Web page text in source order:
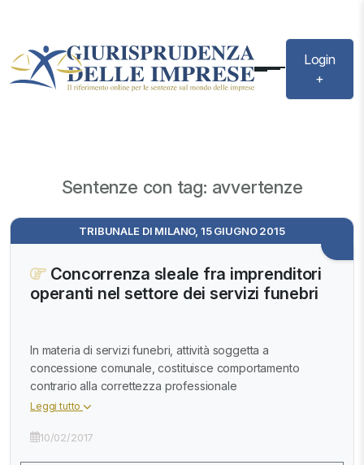
Login
+
Sentenze con tag: avvertenze
TRIBUNALE DI MILANO, 15 GIUGNO 2015
Concorrenza sleale fra imprenditori
operanti nel settore dei servizi funebri
In materia di servizi funebri, attività soggetta a
concessione comunale, costituisce comportamento
contrario alla correttezza professionale
Leggi tutto
10/02/2017